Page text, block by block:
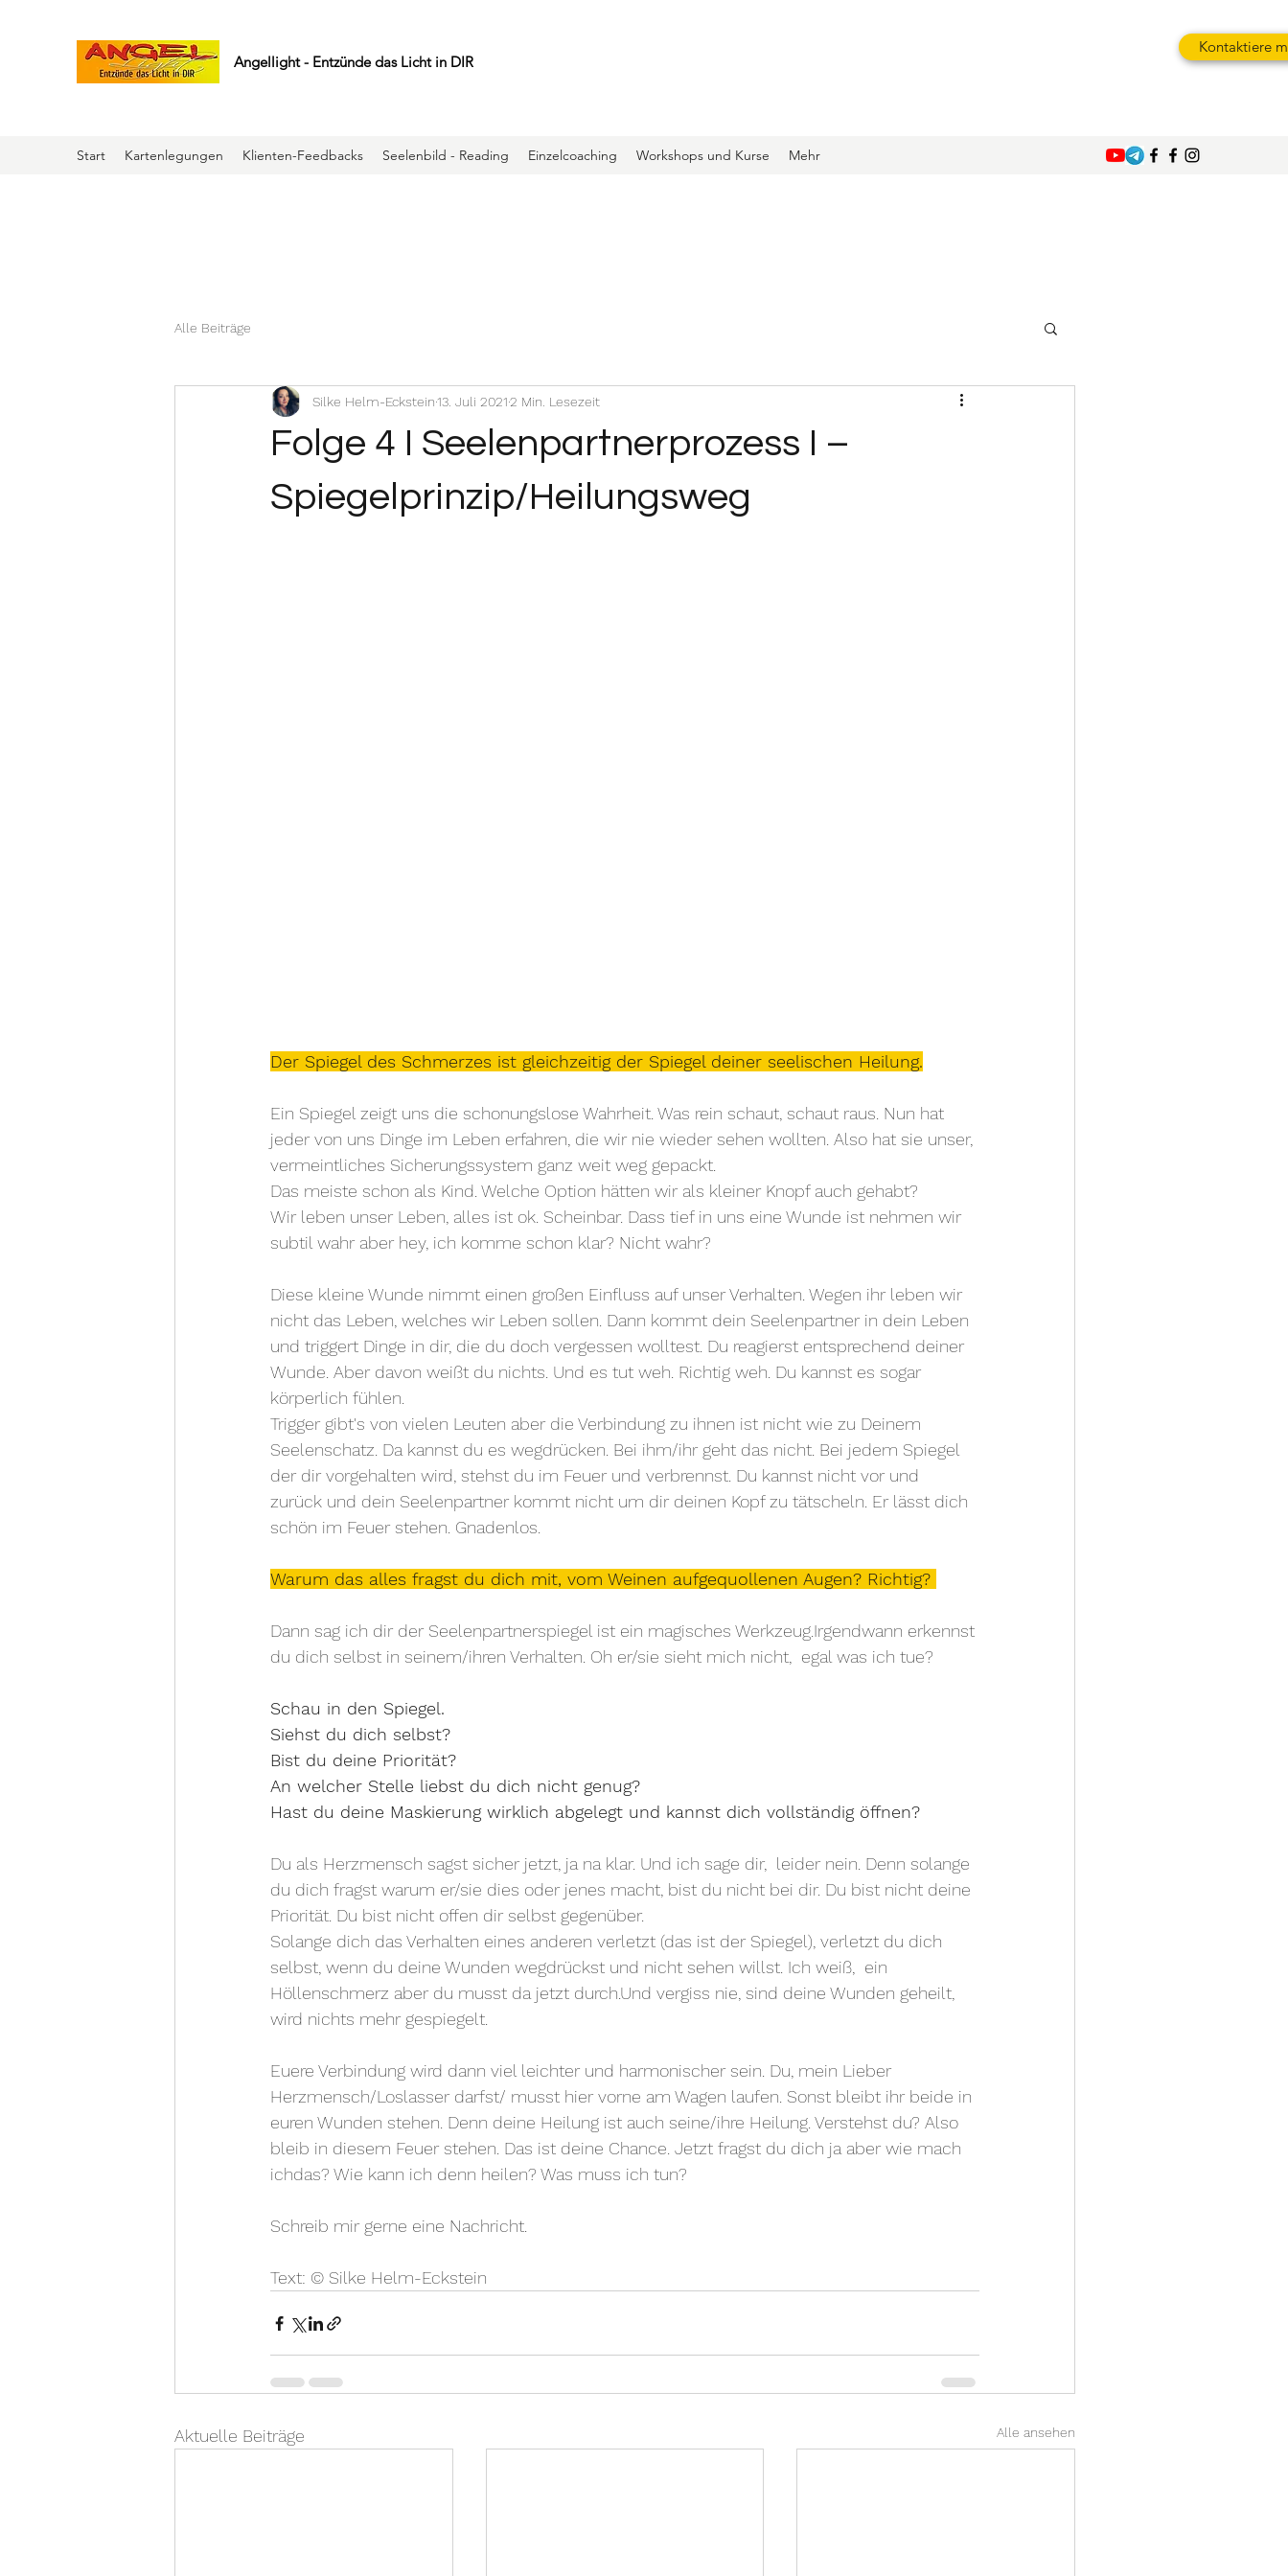
Angellight - Entzünde das Licht in DIR
Kontaktiere
Start Kartenlegungen Klienten-Feedbacks Seelenbild - Reading Einzelcoaching Workshops und Kurse Mehr
Alle Beiträge
Folge 4 I Seelenpartnerprozess I –
Spiegelprinzip/Heilungsweg
Silke Helm-Eckstein13. Juli 20212 Min. Lesezeit
Der Spiegel des Schmerzes ist gleichzeitig der Spiegel deiner seelischen Heilung.
Ein Spiegel zeigt uns die schonungslose Wahrheit. Was rein schaut, schaut raus. Nun hat
jeder von uns Dinge im Leben erfahren, die wir nie wieder sehen wollten. Also hat sie unser,
vermeintliches Sicherungssystem ganz weit weg gepackt.
Das meiste schon als Kind. Welche Option hätten wir als kleiner Knopf auch gehabt?
Wir leben unser Leben, alles ist ok. Scheinbar. Dass tief in uns eine Wunde ist nehmen wir
subtil wahr aber hey, ich komme schon klar? Nicht wahr?
Diese kleine Wunde nimmt einen großen Einfluss auf unser Verhalten. Wegen ihr leben wir
nicht das Leben, welches wir Leben sollen. Dann kommt dein Seelenpartner in dein Leben
und triggert Dinge in dir, die du doch vergessen wolltest. Du reagierst entsprechend deiner
Wunde. Aber davon weißt du nichts. Und es tut weh. Richtig weh. Du kannst es sogar
körperlich fühlen.
Trigger gibt's von vielen Leuten aber die Verbindung zu ihnen ist nicht wie zu Deinem
Seelenschatz. Da kannst du es wegdrücken. Bei ihm/ihr geht das nicht. Bei jedem Spiegel
der dir vorgehalten wird, stehst du im Feuer und verbrennst. Du kannst nicht vor und
zurück und dein Seelenpartner kommt nicht um dir deinen Kopf zu tätscheln. Er lässt dich
schön im Feuer stehen. Gnadenlos.
Warum das alles fragst du dich mit, vom Weinen aufgequollenen Augen? Richtig?
Dann sag ich dir der Seelenpartnerspiegel ist ein magisches Werkzeug.Irgendwann erkennst
du dich selbst in seinem/ihren Verhalten. Oh er/sie sieht mich nicht,  egal was ich tue?
Schau in den Spiegel.
Siehst du dich selbst?
Bist du deine Priorität?
An welcher Stelle liebst du dich nicht genug?
Hast du deine Maskierung wirklich abgelegt und kannst dich vollständig öffnen?
Du als Herzmensch sagst sicher jetzt, ja na klar. Und ich sage dir,  leider nein. Denn solange
du dich fragst warum er/sie dies oder jenes macht, bist du nicht bei dir. Du bist nicht deine
Priorität. Du bist nicht offen dir selbst gegenüber.
Solange dich das Verhalten eines anderen verletzt (das ist der Spiegel), verletzt du dich
selbst, wenn du deine Wunden wegdrückst und nicht sehen willst. Ich weiß,  ein
Höllenschmerz aber du musst da jetzt durch.Und vergiss nie, sind deine Wunden geheilt,
wird nichts mehr gespiegelt.
Euere Verbindung wird dann viel leichter und harmonischer sein. Du, mein Lieber
Herzmensch/Loslasser darfst/ musst hier vorne am Wagen laufen. Sonst bleibt ihr beide in
euren Wunden stehen. Denn deine Heilung ist auch seine/ihre Heilung. Verstehst du? Also
bleib in diesem Feuer stehen. Das ist deine Chance. Jetzt fragst du dich ja aber wie mach
ichdas? Wie kann ich denn heilen? Was muss ich tun?
Schreib mir gerne eine Nachricht.
Text: © Silke Helm-Eckstein
Aktuelle Beiträge Alle ansehen